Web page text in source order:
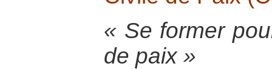
« Se former
de paix »